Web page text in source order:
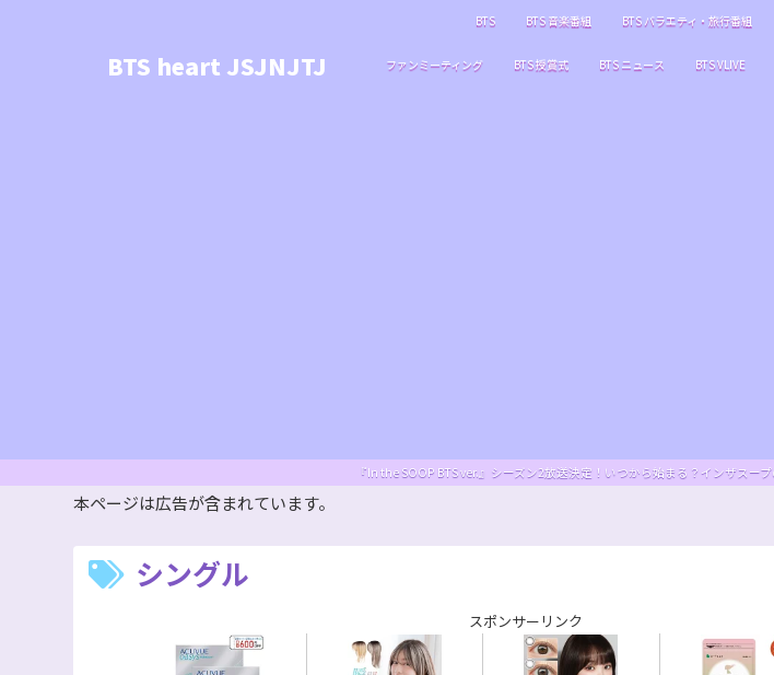
BTS heart JSJNJTJ
BTS BTS 音楽番組 BTS バラエティ・旅行番組
ファンミーティング BTS 授賞式 BTS ニュース BTS VLIVE
『In the SOOP BTS ver.』シーズン2放送決定！いつから始まる？インザスー
本ページは広告が含まれています。
シングル
スポンサーリンク